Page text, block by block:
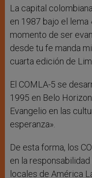
La capital
en 1987 bajo el lema
momento de ser
desde tu fe manda
cuarta edición de
El COMLA-5 se
1995 en Belo
Evangelio en las
esperanza».
De esta forma, los
en la
locales de América